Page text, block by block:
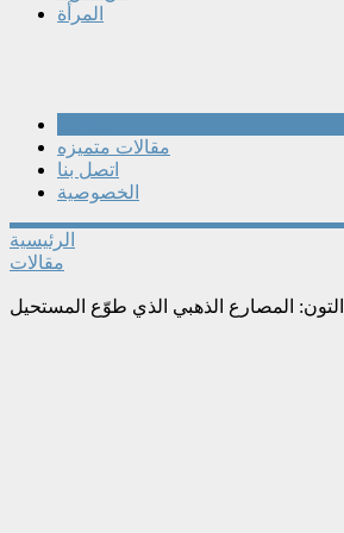
المرأة
مقالات متميزه
اتصل بنا
الخصوصية
الرئيسية
مقالات
التون: المصارع الذهبي الذي طوّع المستحيل